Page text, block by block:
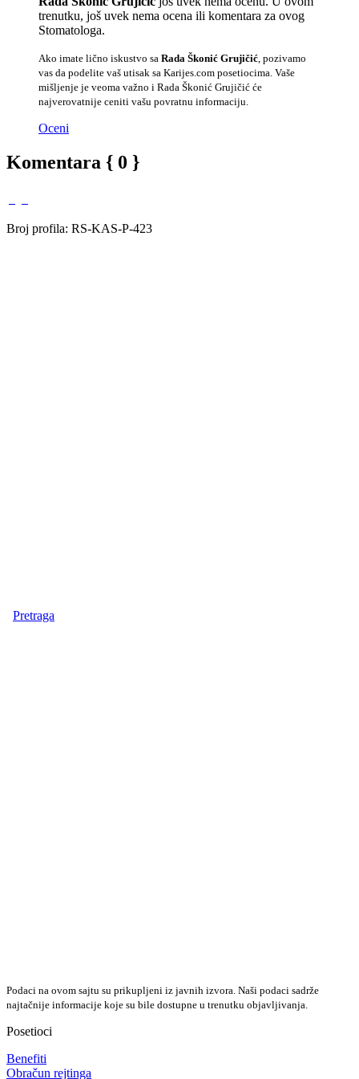
trenutku, još uvek nema ocena ili komentara za ovog
Stomatologa.
Ako imate lično iskustvo sa Rada Škonić Grujičić , pozivamo
vas da podelite vaš utisak sa Karijes.com posetiocima. Vaše
mišljenje je veoma važno i Rada Škonić Grujičić će
najverovatnije ceniti vašu povratnu informaciju.
Oceni
Komentara { 0 }
Broj profila: RS-KAS-P-423
Pretraga
Podaci na ovom sajtu su prikupljeni iz javnih izvora. Naši podaci sadrže
najtačnije informacije koje su bile dostupne u trenutku objavljivanja.
Posetioci
Benefiti
Obračun rejtinga